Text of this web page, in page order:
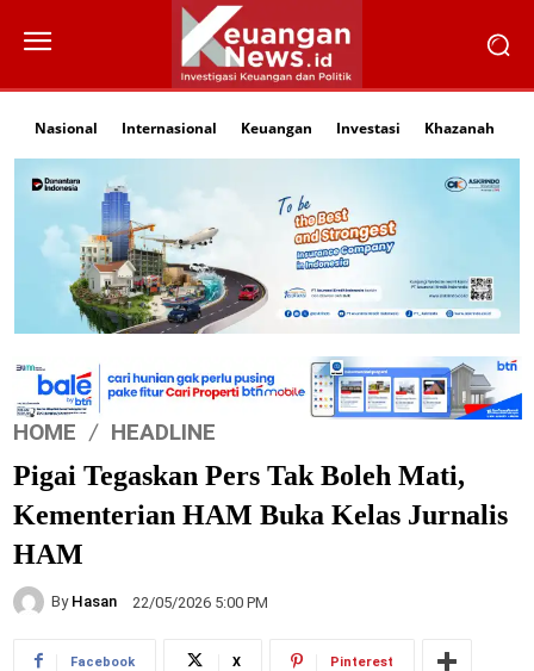
Nasional Internasional Keuangan Investasi Khazanah
HOME HEADLINE
Pigai Tegaskan Pers Tak Boleh Mati,
Kementerian HAM Buka Kelas Jurnalis
HAM
By Hasan 22/05/2026 5:00 PM
Facebook X Pinterest